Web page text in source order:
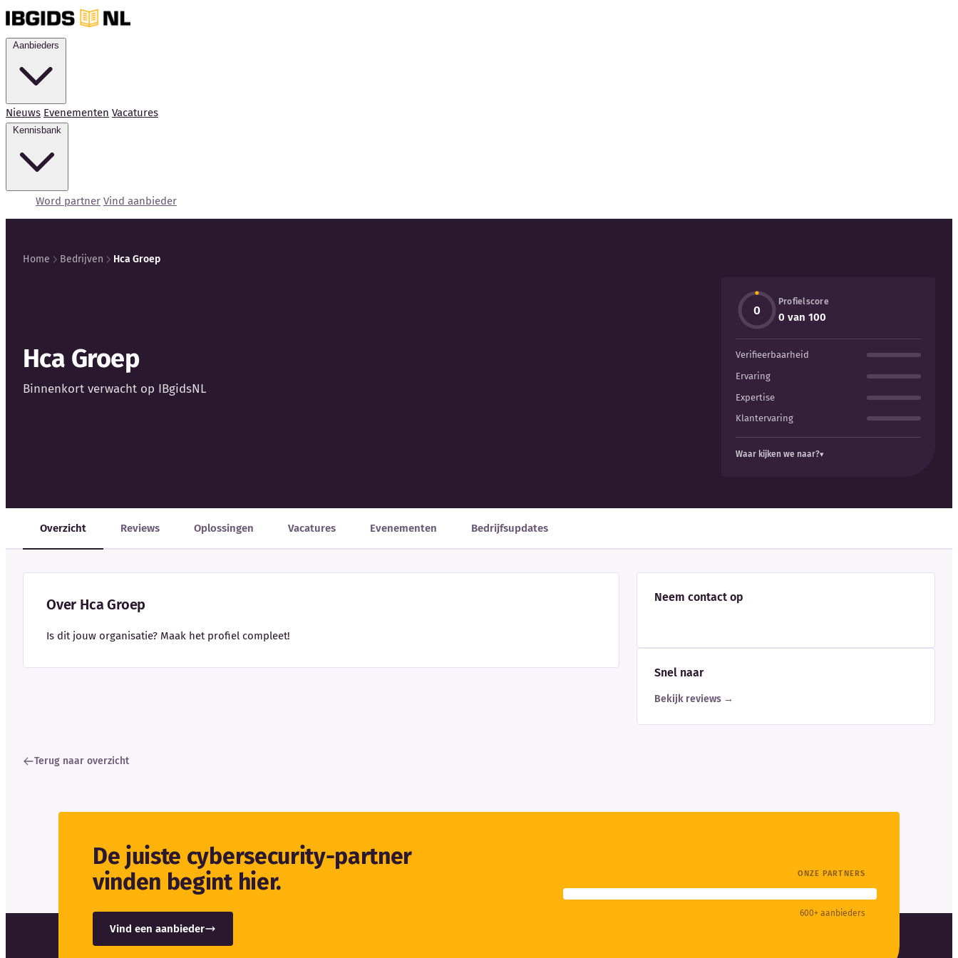
Nieuws Evenementen Vacatures
Word partner Vind aanbieder
Home Bedrijven Hca Groep
Hca Groep
Binnenkort verwacht op IBgidsNL
0
Profielscore
0 van 100
Verifieerbaarheid
Ervaring
Expertise
Klantervaring
Waar kijken we naar?
Overzicht Reviews Oplossingen Vacatures Evenementen Bedrijfsupdates
Over Hca Groep
Is dit jouw organisatie? Maak het profiel compleet!
Neem contact op
Snel naar
Bekijk reviews →
Terug naar overzicht
De juiste cybersecurity-partner
vinden begint hier.
Vind een aanbieder
ONZE PARTNERS
600+ aanbieders